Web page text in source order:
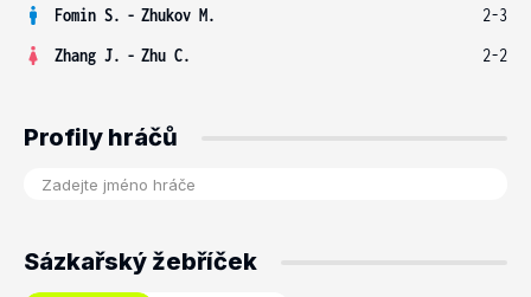
Fomin S. - Zhukov M.
2-3
Zhang J. - Zhu C. 2-2
Profily hráčů
Sázkařský žebříček